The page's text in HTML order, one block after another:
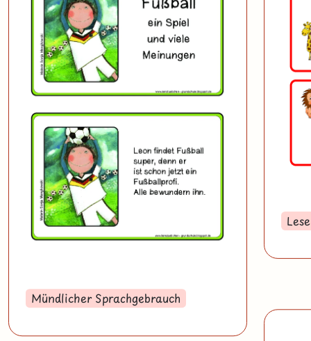
Mündlicher Sprachgebrauch